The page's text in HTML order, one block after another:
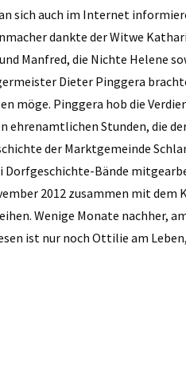
sich auch im Internet
dankte der Witwe
Manfred, die Nichte Helene
Dieter Pinggera
möge. Pinggera hob die
ehrenamtlichen Stunden, die
der Marktgemeinde
Dorfgeschichte-Bände
2012 zusammen mit dem
Wenige Monate nachher,
ist nur noch Ottilie am